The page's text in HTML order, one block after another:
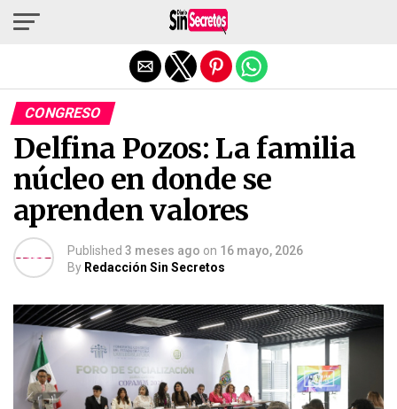
CONGRESO
Delfina Pozos: La familia
núcleo en donde se
aprenden valores
Published 3 meses ago on 16 mayo, 2026
By Redacción Sin Secretos
Salir de la versión móvil